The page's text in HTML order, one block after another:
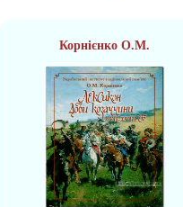
Корнієнко О.М.